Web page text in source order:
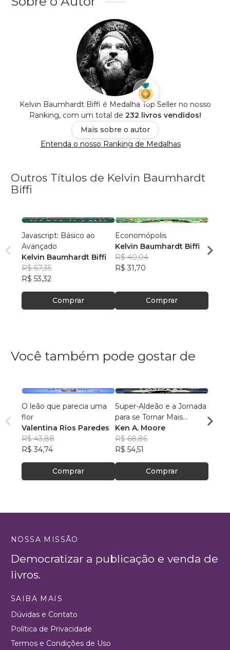
Kelvin Baumhardt Biffi é Medalha Top Seller no nosso
Ranking, com um total de 232 livros vendidos!
Mais sobre o autor
Entenda o nosso Ranking de Medalhas
Outros Títulos de Kelvin Baumhardt
Biffi
Javascript: Básico ao
Avançado
Kelvin Baumhardt Biffi
R$ 67,35
R$ 53,32
Comprar
Economópolis
Kelvin Baumhardt Biffi
R$ 40,04
R$ 31,70
Comprar
R$
Você também pode gostar de
O leão que parecia uma
flor
Valentina Rios Paredes
R$ 43,88
R$ 34,74
Comprar
Super-Aldeão e a Jornada
para se Tornar Mais
Interessante!
Ken A. Moore
R$ 68,86
R$ 54,51
Comprar
R$
NOSSA MISSÃO
Democratizar a publicação e venda de
livros.
SAIBA MAIS
Dúvidas e Contato
Política de Privacidade
Termos e Condições de Uso